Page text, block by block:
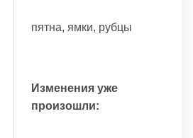
пятна, ямки, рубцы
Изменения уже
произошли: